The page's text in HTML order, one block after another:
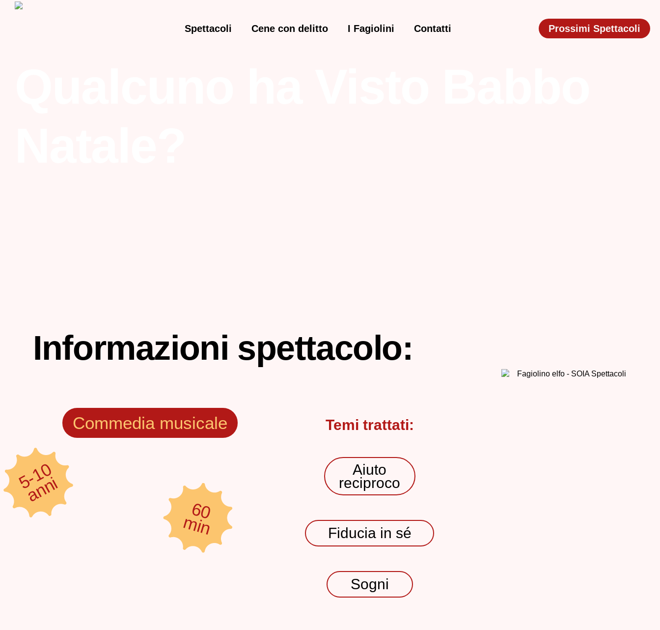
Spettacoli Cene con delitto I Fagiolini Contatti Prossimi Spettacoli
Informazioni spettacolo:
Commedia musicale
5-10
anni
60
min
Temi trattati:
Aiuto
reciproco
Fiducia in sé
Sogni